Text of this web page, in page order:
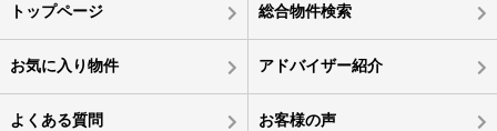
トップページ 総合物件検索
お気に入り物件 アドバイザー紹介
よくある質問 お客様の声